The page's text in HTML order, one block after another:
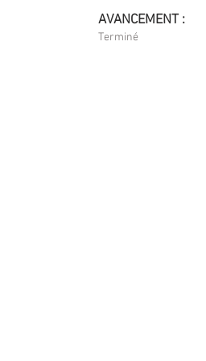
AVANCEMENT :
Terminé